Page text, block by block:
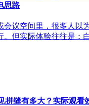
思路
会议空间里，很多人以
。但实际体验往往是：
拼缝有多大？实际观看